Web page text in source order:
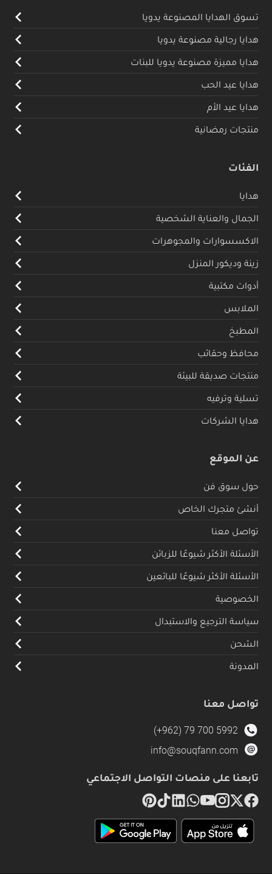
تسوق الهدايا المصنوعة يدويا
هدايا رجالية مصنوعة يدويا
هدايا مميزة مصنوعة يدويا للبنات
هدايا عيد الحب
هدايا عيد الأم
منتجات رمضانية
الفئات
هدايا
الجمال والعناية الشخصية
الاكسسوارات والمجوهرات
زينة وديكور المنزل
أدوات مكتبية
الملابس
المطبخ
محافظ وحقائب
منتجات صديقة للبيئة
تسلية وترفيه
هدايا الشركات
عن الموقع
حول سوق فن
أنشئ متجرك الخاص
تواصل معنا
الأسئلة الأكثر شيوعًا للزبائن
الأسئلة الأكثر شيوعًا للبائعين
الخصوصية
سياسة الترجيع والاستبدال
الشحن
المدونة
تواصل معنا
(+962) 79 700 5992
info@souqfann.com
تابعنا على منصات التواصل الاجتماعي